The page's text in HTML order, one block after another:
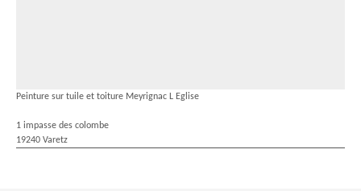
Peinture sur tuile et toiture Meyrignac L Eglise
1 impasse des colombe
19240 Varetz